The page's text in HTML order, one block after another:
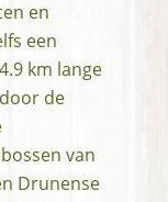
en
een
km lange
de
van
Drunense